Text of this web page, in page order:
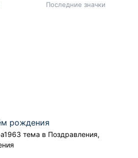
Последние значки
рождения
тема в Поздравления,